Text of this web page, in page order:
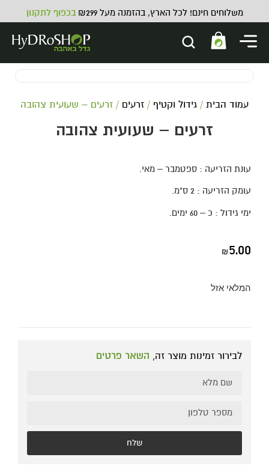
משלוחים חינם! לכל הארץ, בהזמנה מעל ₪299 בכפוף לתקנון
עמוד הבית / גידול וקטיף / זרעים / זרעים – שעועית צהובה
זרעים – שעועית צהובה
עונת הזריעה : ספטמבר – מאי.
עומק הזריעה : 2 ס"מ.
ימי גידול : כ – 60 ימים.
₪5.00
המלאי אזל
לבירור זמינות מוצר זה, השאר פרטים
שלח
Green CAL-MAG - 1L